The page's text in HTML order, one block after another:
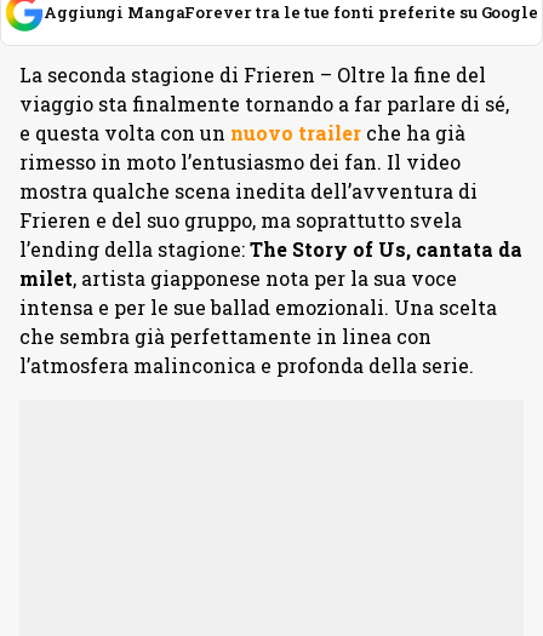
Aggiungi MangaForever tra le tue fonti preferite su Google
La seconda stagione di Frieren – Oltre la fine del
viaggio sta finalmente tornando a far parlare di sé,
e questa volta con un nuovo trailer che ha già
rimesso in moto l’entusiasmo dei fan. Il video
mostra qualche scena inedita dell’avventura di
Frieren e del suo gruppo, ma soprattutto svela
l’ending della stagione:The Story of Us, cantata da
milet, artista giapponese nota per la sua voce
intensa e per le sue ballad emozionali. Una scelta
che sembra già perfettamente in linea con
l’atmosfera malinconica e profonda della serie.